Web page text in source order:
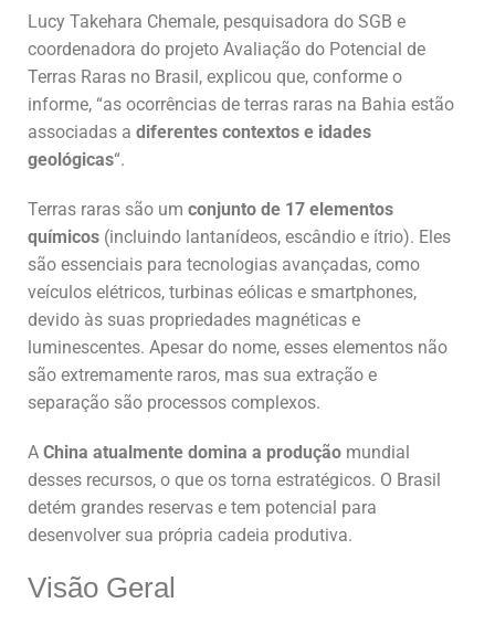
Lucy Takehara Chemale, pesquisadora do SGB e
coordenadora do projeto Avaliação do Potencial de
Terras Raras no Brasil, explicou que, conforme o
informe, “as ocorrências de terras raras na Bahia estão
associadas a diferentes contextos e idades
geológicas“.
Terras raras são um conjunto de 17 elementos
químicos (incluindo lantanídeos, escândio e ítrio). Eles
são essenciais para tecnologias avançadas, como
veículos elétricos, turbinas eólicas e smartphones,
devido às suas propriedades magnéticas e
luminescentes. Apesar do nome, esses elementos não
são extremamente raros, mas sua extração e
separação são processos complexos.
A China atualmente domina a produção mundial
desses recursos, o que os torna estratégicos. O Brasil
detém grandes reservas e tem potencial para
desenvolver sua própria cadeia produtiva.
Visão Geral